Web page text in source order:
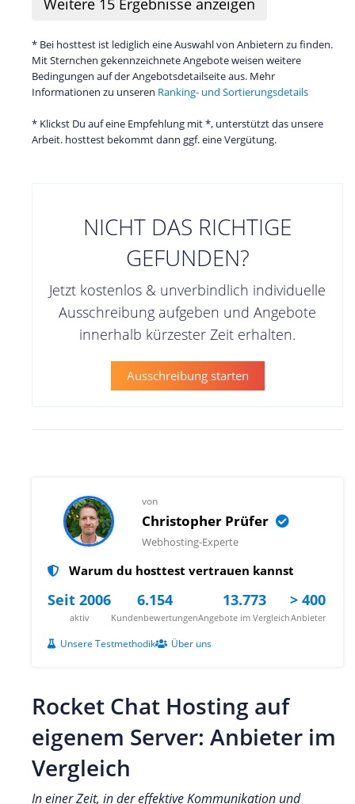
* Bei hosttest ist lediglich eine Auswahl von Anbietern zu finden.
Mit Sternchen gekennzeichnete Angebote weisen weitere
Bedingungen auf der Angebotsdetailseite aus. Mehr
Informationen zu unseren Ranking- und Sortierungsdetails
* Klickst Du auf eine Empfehlung mit *, unterstützt das unsere
Arbeit. hosttest bekommt dann ggf. eine Vergütung.
NICHT DAS RICHTIGE
GEFUNDEN?
Jetzt kostenlos & unverbindlich individuelle
Ausschreibung aufgeben und Angebote
innerhalb kürzester Zeit erhalten.
Ausschreibung starten
von
Christopher Prüfer
Webhosting-Experte
Warum du hosttest vertrauen kannst
Seit 2006
aktiv
6.154
Kundenbewertungen
13.773
Angebote im Vergleich
> 400
Anbieter
Unsere Testmethodik Über uns
Rocket Chat Hosting auf
eigenem Server: Anbieter im
Vergleich
In einer Zeit, in der effektive Kommunikation und